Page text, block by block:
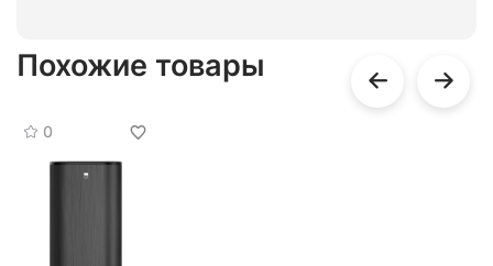
Похожие товары
0